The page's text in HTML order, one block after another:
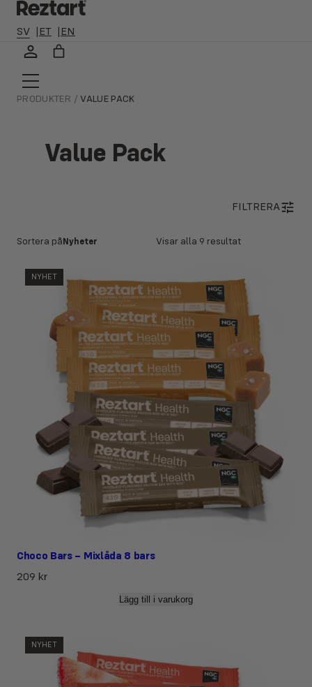
🛻 ALLTID FRI FRAKT TILL ETT OMBUD NÄRA DIG, GÄLLER VID
Hoppa
innehåll
SV ET EN
PRODUKTER /VALUE PACK
Value Pack
FILTRERA
Sortera på Visar alla 9 resultat
Sortera
Choco Bars – Mixlåda 8 bars
209 kr
Lägg till i varukorg
NYHET
NYHET